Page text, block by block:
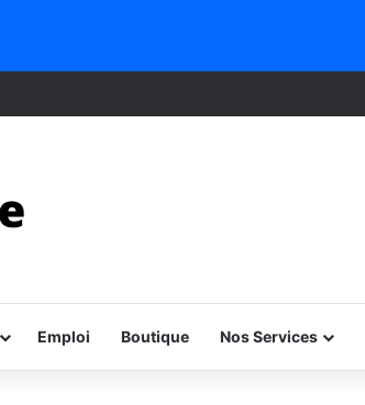
Emploi Boutique Nos Services